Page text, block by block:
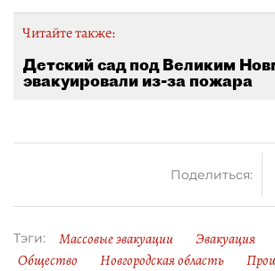
Читайте также:
Детский сад под Великим
эвакуировали из-за пожара
Поделиться:
Тэги: Массовые эвакуации Эвакуация
Общество
Новгородская область